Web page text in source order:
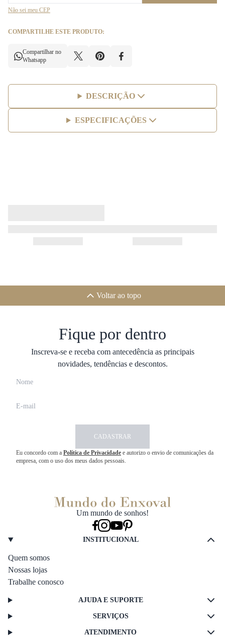
Não sei meu CEP
COMPARTILHE ESTE PRODUTO:
Compartilhar no
Whatsapp
DESCRIÇÃO
ESPECIFICAÇÕES
Voltar ao topo
Fique por dentro
Inscreva-se e receba com antecedência as principais
novidades, tendências e descontos.
CADASTRAR
Eu concordo com a Política de Privacidade e autorizo o envio de comunicações da
empresa, com o uso dos meus dados pessoais.
Um mundo de sonhos!
INSTITUCIONAL
Quem somos
Nossas lojas
Trabalhe conosco
AJUDA E SUPORTE
SERVIÇOS
ATENDIMENTO